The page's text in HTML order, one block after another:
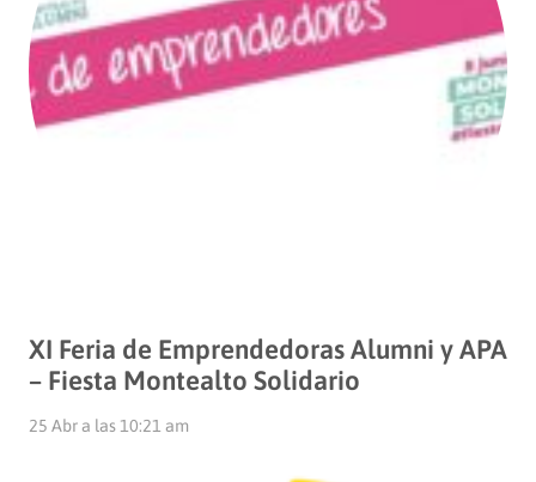
XI Feria de Emprendedoras Alumni y APA
– Fiesta Montealto Solidario
25 Abr a las 10:21 am